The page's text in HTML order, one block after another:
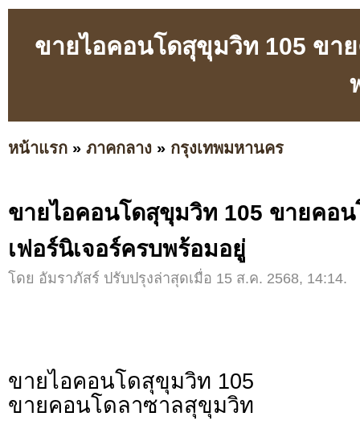
ขายไอคอนโดสุขุมวิท 105 ขา
หน้าแรก » ภาคกลาง » กรุงเทพมหานคร
ขายไอคอนโดสุขุมวิท 105 ขายคอ
เฟอร์นิเจอร์ครบพร้อมอยู่
โดย อัมราภัสร์ ปรับปรุงล่าสุดเมื่อ 15 ส.ค. 2568, 14:14.
ขายไอคอนโดสุขุมวิท 105
ขายคอนโดลาซาลสุขุมวิท